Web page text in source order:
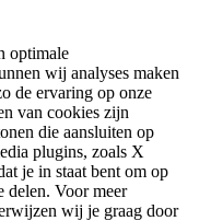
optimale
wij analyses maken
de ervaring op onze
van cookies zijn
die aansluiten op
plugins, zoals X
je in staat bent om op
delen. Voor meer
wij je graag door